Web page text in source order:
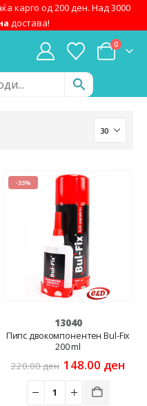
карго од 200 ден. Над 3000
достава!
0
-33%
13040
Пипс двокомпонентен Bul-Fix
200 ml
220.00ден Original
was:
220.00 ден.
148.00 ден